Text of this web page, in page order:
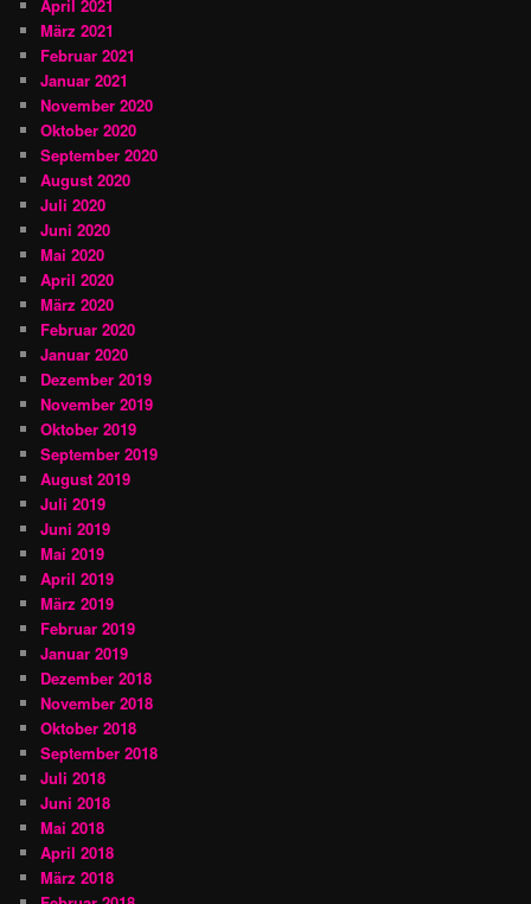
April 2021
März 2021
Februar 2021
Januar 2021
November 2020
Oktober 2020
September 2020
August 2020
Juli 2020
Juni 2020
Mai 2020
April 2020
März 2020
Februar 2020
Januar 2020
Dezember 2019
November 2019
Oktober 2019
September 2019
August 2019
Juli 2019
Juni 2019
Mai 2019
April 2019
März 2019
Februar 2019
Januar 2019
Dezember 2018
November 2018
Oktober 2018
September 2018
Juli 2018
Juni 2018
Mai 2018
April 2018
März 2018